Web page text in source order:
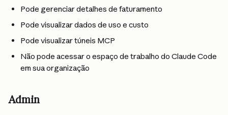
Pode gerenciar detalhes de faturamento
Pode visualizar dados de uso e custo
Pode visualizar túneis MCP
Não pode acessar o espaço de trabalho do Claude Code
em sua organização
Admin